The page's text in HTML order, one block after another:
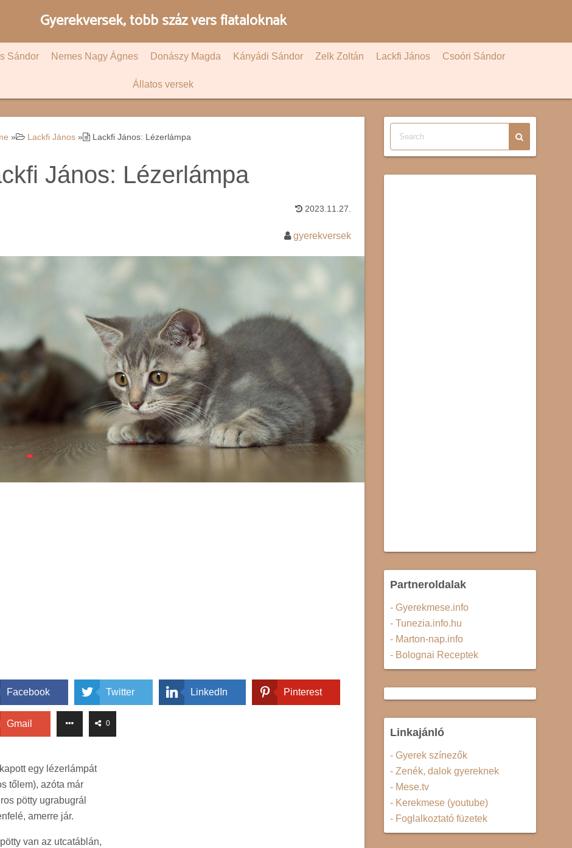
Gyerekversek, több száz vers fiataloknak
Sándor Nemes Nagy Ágnes Donászy Magda Kányádi Sándor Zelk Zoltán Lackfi János Csoóri Sándor
Állatos versek
» Lackfi János » Lackfi János: Lézerlámpa
János: Lézerlámpa
2023.11.27.
gyerekversek
Facebook Twitter LinkedIn Pinterest
Gmail 0
egy lézerlámpát
tőlem), azóta már
pötty ugrabugrál
amerre jár.
van az utcatáblán,
Partneroldalak
- Gyerekmese.info
- Tunezia.info.hu
- Marton-nap.info
- Bolognai Receptek
Linkajánló
- Gyerek színezők
- Zenék, dalok gyereknek
- Mese.tv
- Kerekmese (youtube)
- Foglalkoztató füzetek